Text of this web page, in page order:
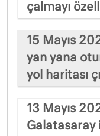
çalmayı
15 Mayıs
yan yana
yol haritası
13 Mayıs
Galatasaray